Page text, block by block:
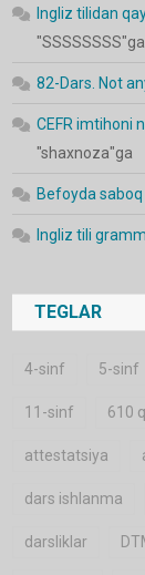
Ingliz tilidan
"SSSSSSSS"ga
82-Dars. Not
CEFR imtihoni
"shaxnoza"ga
Befoyda
Ingliz tili
TEGLAR
4-sinf 5-sinf
11-sinf 610
attestatsiya
dars ishlanma
darsliklar